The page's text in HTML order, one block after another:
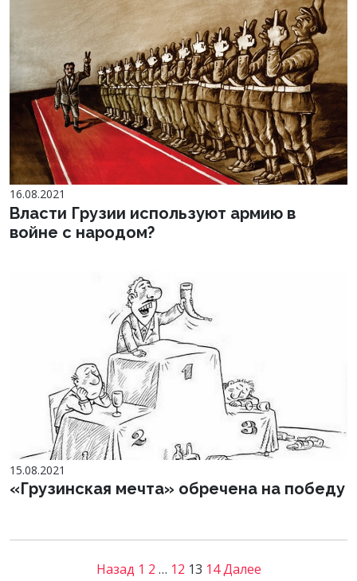
16.08.2021
Власти Грузии используют армию в
войне с народом?
15.08.2021
«Грузинская мечта» обречена на победу
Назад 1 2 … 12 13 14 Далее